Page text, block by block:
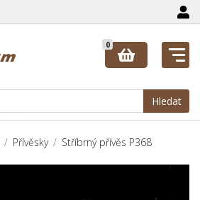
Hledat
0
Přívěsky Stříbrný přívěs P368